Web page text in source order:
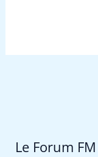
Le Forum FM